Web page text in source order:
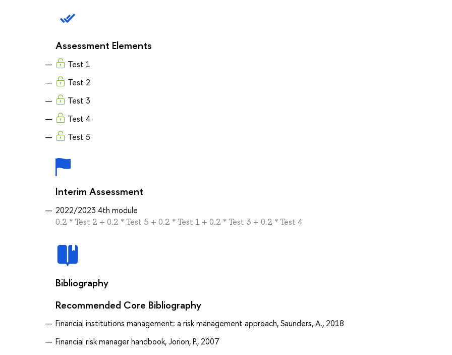
Assessment Elements
Test 1
Test 2
Test 3
Test 4
Test 5
Interim Assessment
2022/2023 4th module
0.2 * Test 2 + 0.2 * Test 5 + 0.2 * Test 1 + 0.2 * Test 3 + 0.2 * Test 4
Bibliography
Recommended Core Bibliography
Financial institutions management: a risk management approach, Saunders, A., 2018
Financial risk manager handbook, Jorion, P., 2007